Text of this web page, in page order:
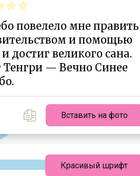
повелело мне править
и помощью
достиг великого сана.
— Вечно Синее
Вставить на фото
Красивый шрифт